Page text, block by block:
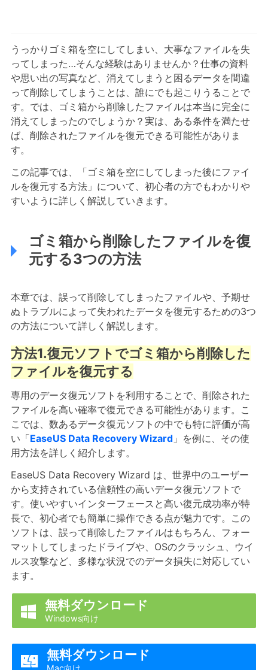
うっかりゴミ箱を空にしてしまい、大事なファイルを失
ってしまった…そんな経験はありませんか？仕事の資料
や思い出の写真など、消えてしまうと困るデータを間違
って削除してしまうことは、誰にでも起こりうることで
す。では、ゴミ箱から削除したファイルは本当に完全に
消えてしまったのでしょうか？実は、ある条件を満たせ
ば、削除されたファイルを復元できる可能性がありま
す。
この記事では、「ゴミ箱を空にしてしまった後にファイ
ルを復元する方法」について、初心者の方でもわかりや
すいように詳しく解説していきます。
ゴミ箱から削除したファイルを復
元する3つの方法
本章では、誤って削除してしまったファイルや、予期せ
ぬトラブルによって失われたデータを復元するための3つ
の方法について詳しく解説します。
方法1.復元ソフトでゴミ箱から削除した
ファイルを復元する
専用のデータ復元ソフトを利用することで、削除された
ファイルを高い確率で復元できる可能性があります。こ
こでは、数あるデータ復元ソフトの中でも特に評価が高
い「EaseUS Data Recovery Wizard」を例に、その使
用方法を詳しく紹介します。
EaseUS Data Recovery Wizard は、世界中のユーザー
から支持されている信頼性の高いデータ復元ソフトで
す。使いやすいインターフェースと高い復元成功率が特
長で、初心者でも簡単に操作できる点が魅力です。この
ソフトは、誤って削除したファイルはもちろん、フォー
マットしてしまったドライブや、OSのクラッシュ、ウイ
ルス攻撃など、多様な状況でのデータ損失に対応してい
ます。
 無料ダウンロード
Windows向け
 無料ダウンロード
Mac向け